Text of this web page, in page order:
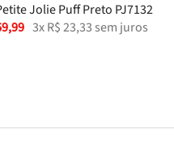
Jolie Puff Preto PJ7132
,99 3xR$23,33 sem juros